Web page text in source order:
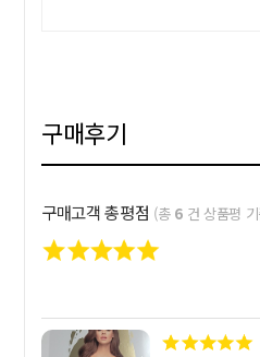
구매후기
구매고객 총평점 (총 6건 상품평 기